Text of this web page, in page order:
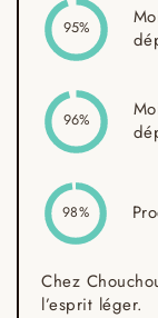
95%
96%
98%
Chez
l’esprit léger.